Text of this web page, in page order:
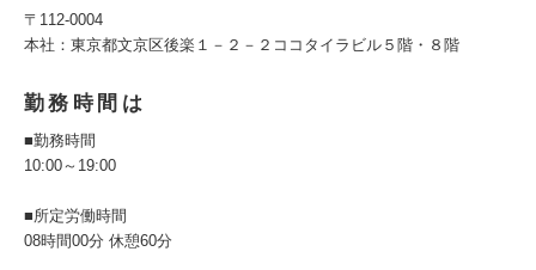
〒112-0004
本社：東京都文京区後楽１－２－２ココタイラビル５階・８階
勤務時間は
■勤務時間
10:00～19:00
■所定労働時間
08時間00分 休憩60分